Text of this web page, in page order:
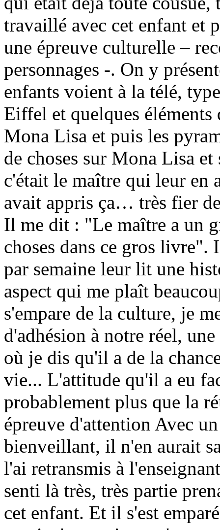
travaillé avec cet enfant et
une épreuve culturelle –
personnages -. On y
enfants voient à la télé,
Eiffel et quelques
Mona Lisa et puis les
de choses sur Mona Lisa
c'était le maître qui leur en
avait appris ça… très fier
Il me dit : "Le maître a un
choses dans ce gros
par semaine leur lit une
aspect qui me plaît
s'empare de la culture, je
d'adhésion à notre réel,
où je dis qu'il a de la
vie... L'attitude qu'il a eu
probablement plus que la
épreuve d'attention Avec
bienveillant, il n'en aurait
l'ai retransmis à
senti là très, très partie
cet enfant. Et il s'est